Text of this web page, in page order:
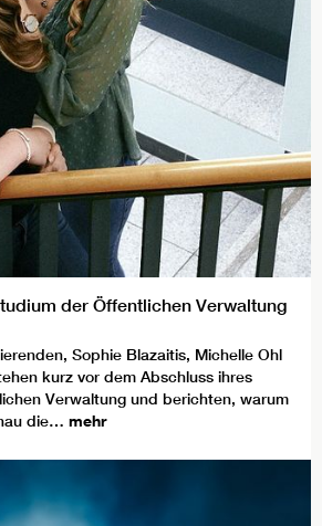
der Öffentlichen Verwaltung
Sophie Blazaitis, Michelle Ohl
kurz vor dem Abschluss ihres
Verwaltung und berichten, warum
die… mehr